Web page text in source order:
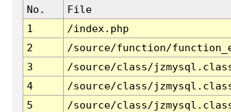
No. File
1
/index.php
2
/source/function/
3
/source/class/
4
/source/class/
5
/source/class/